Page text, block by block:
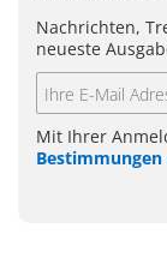
Nachrichten,
neueste
Mit Ihrer
Bestimmungen